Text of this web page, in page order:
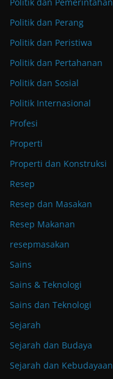
Politik dan Pemerintahan
Politik dan Perang
Politik dan Peristiwa
Politik dan Pertahanan
Politik dan Sosial
Politik Internasional
Profesi
Properti
Properti dan Konstruksi
Resep
Resep dan Masakan
Resep Makanan
resepmasakan
Sains
Sains & Teknologi
Sains dan Teknologi
Sejarah
Sejarah dan Budaya
Sejarah dan Kebudayaan